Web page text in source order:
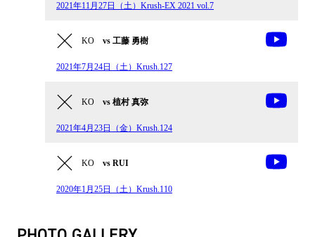
2021年11月27日（土）Krush-EX 2021 vol.7
KO vs 工藤 勇樹
2021年7月24日（土）Krush.127
KO vs 植村 真弥
2021年4月23日（金）Krush.124
KO vs RUI
2020年1月25日（土）Krush.110